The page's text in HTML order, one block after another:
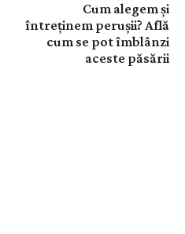
Cum alegem și
întreținem perușii? Află
cum se pot îmblânzi
aceste păsării